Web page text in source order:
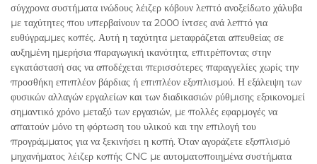
σύγχρονα συστήματα ινώδους λέιζερ κόβουν λεπτό ανοξείδωτο χάλυβα
με ταχύτητες που υπερβαίνουν τα 2000 ίντσες ανά λεπτό για
ευθύγραμμες κοπές. Αυτή η ταχύτητα μεταφράζεται απευθείας σε
αυξημένη ημερήσια παραγωγική ικανότητα, επιτρέποντας στην
εγκατάστασή σας να αποδέχεται περισσότερες παραγγελίες χωρίς την
προσθήκη επιπλέον βάρδιας ή επιπλέον εξοπλισμού. Η εξάλειψη των
φυσικών αλλαγών εργαλείων και των διαδικασιών ρύθμισης εξοικονομεί
σημαντικό χρόνο μεταξύ των εργασιών, με πολλές εφαρμογές να
απαιτούν μόνο τη φόρτωση του υλικού και την επιλογή του
προγράμματος για να ξεκινήσει η κοπή. Όταν αγοράζετε εξοπλισμό
μηχανήματος λέιζερ κοπής CNC με αυτοματοποιημένα συστήματα